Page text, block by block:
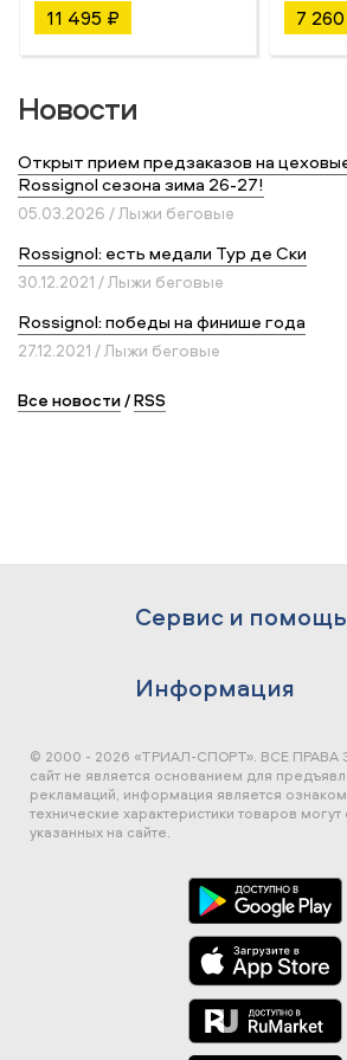
11 495 ₽
7
Новости
Открыт прием предзаказов на
Rossignol сезона зима 26-27!
05.03.2026 / Лыжи беговые
Rossignol: есть медали Тур де Ски
30.12.2021 / Лыжи беговые
Rossignol: победы на финише года
27.12.2021 / Лыжи беговые
Все новости/RSS
Сервис и помощь
Информация
© 2000 - 2026 «ТРИАЛ-СПОРТ». ВСЕ
сайт не является основанием для
рекламаций, информация является
технические характеристики товаров могут
указанных на сайте.